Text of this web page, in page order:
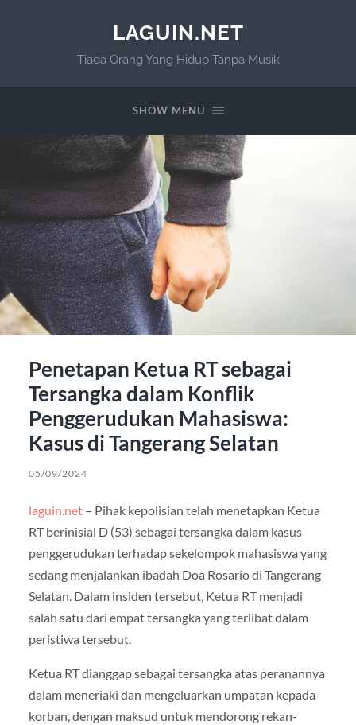
LAGUIN.NET
Tiada Orang Yang Hidup Tanpa Musik
SHOW MENU
Penetapan Ketua RT sebagai
Tersangka dalam Konflik
Penggerudukan Mahasiswa:
Kasus di Tangerang Selatan
05/09/2024
laguin.net– Pihak kepolisian telah menetapkan Ketua
RT berinisial D (53) sebagai tersangka dalam kasus
penggerudukan terhadap sekelompok mahasiswa yang
sedang menjalankan ibadah Doa Rosario di Tangerang
Selatan. Dalam insiden tersebut, Ketua RT menjadi
salah satu dari empat tersangka yang terlibat dalam
peristiwa tersebut.
Ketua RT dianggap sebagai tersangka atas peranannya
dalam meneriaki dan mengeluarkan umpatan kepada
korban, dengan maksud untuk mendorong rekan-